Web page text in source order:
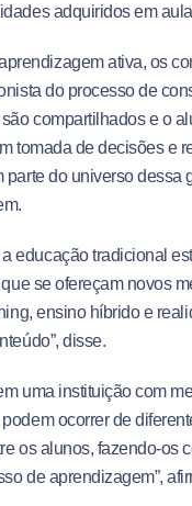
adquiridos em
ativa, os
do processo de
compartilhados e o
tomada de decisões e
parte do universo
educação tradicional
se ofereçam novos
ensino híbrido e
disse.
uma instituição com
ocorrer de
os alunos, fazendo-os
de aprendizagem”,